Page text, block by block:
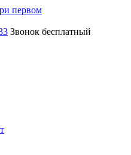
первом
Звонок бесплатный